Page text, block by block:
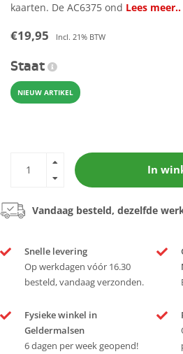
kaarten. De AC6375 ond Lees meer..
€19,95 Incl. 21% BTW
Staat
NIEUW ARTIKEL
In
Vandaag besteld, dezelfde
Snelle levering
Op werkdagen vóór 16.30
besteld, vandaag verzonden.
Fysieke winkel in
Geldermalsen
6 dagen per week geopend!